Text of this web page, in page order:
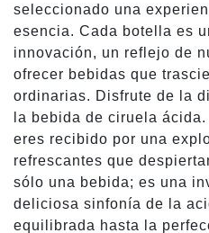
seleccionado una
esencia. Cada botella es
innovación, un reflejo de
ofrecer bebidas que
ordinarias. Disfrute de la
la bebida de ciruela
eres recibido por una
refrescantes que
sólo una bebida; es una
deliciosa sinfonía de la
equilibrada hasta la